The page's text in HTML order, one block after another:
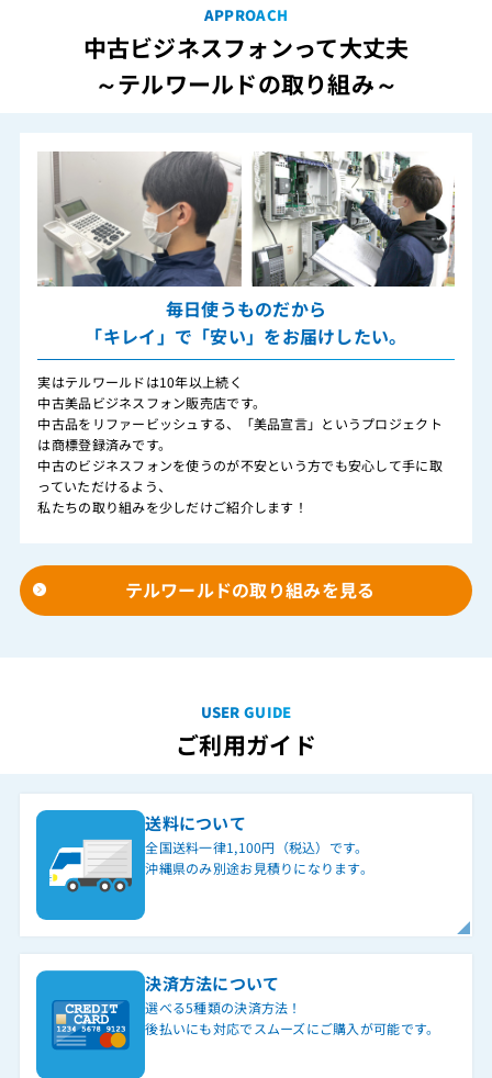
APPROACH
中古ビジネスフォンって大丈夫
～テルワールドの取り組み～
毎日使うものだから
「キレイ」で「安い」をお届けしたい。
実はテルワールドは10年以上続く
中古美品ビジネスフォン販売店です。
中古品をリファービッシュする、「美品宣言」というプロジェクト
は商標登録済みです。
中古のビジネスフォンを使うのが不安という方でも安心して手に取
っていただけるよう、
私たちの取り組みを少しだけご紹介します！
テルワールドの取り組みを見る
USER GUIDE
ご利用ガイド
送料について
全国送料一律1,100円（税込）です。
沖縄県のみ別途お見積りになります。
決済方法について
選べる5種類の決済方法！
後払いにも対応でスムーズにご購入が可能です。